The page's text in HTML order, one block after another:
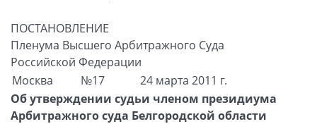
ПОСТАНОВЛЕНИЕ
Пленума Высшего Арбитражного Суда
Российской Федерации
Москва
№17
24 марта 2011 г.
Об утверждении судьи членом президиума
Арбитражного суда Белгородской области